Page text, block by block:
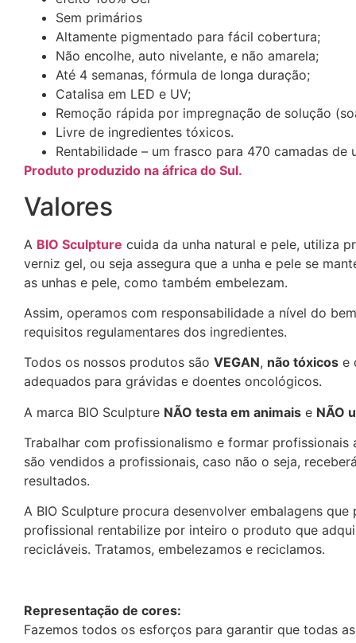
Sem primários
Altamente pigmentado para fácil cobertura;
Não encolhe, auto nivelante, e não amarela;
Até 4 semanas, fórmula de longa duração;
Catalisa em LED e UV;
Remoção rápida por impregnação de solução
Livre de ingredientes tóxicos.
Rentabilidade – um frasco para 470 camadas de
Produto produzido na áfrica do Sul.
Valores
A BIO Sculpture cuida da unha natural e pele, utiliza
verniz gel, ou seja assegura que a unha e pele se
as unhas e pele, como também embelezam.
Assim, operamos com responsabilidade a nível do
requisitos regulamentares dos ingredientes.
Todos os nossos produtos são VEGAN, não tóxicos e
adequados para grávidas e doentes oncológicos.
A marca BIO Sculpture NÃO testa em animais e NÃO
Trabalhar com profissionalismo e formar profissionais
são vendidos a profissionais, caso não o seja,
resultados.
A BIO Sculpture procura desenvolver embalagens
profissional rentabilize por inteiro o produto que
recicláveis. Tratamos, embelezamos e reciclamos.
Representação de cores:
Fazemos todos os esforços para garantir que todas